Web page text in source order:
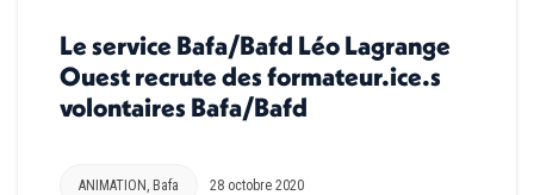
Le service Bafa/Bafd Léo Lagrange
Ouest recrute des formateur.ice.s
volontaires Bafa/Bafd
ANIMATION , Bafa 28 octobre 2020